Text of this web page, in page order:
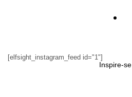
Inspire-se
[elfsight_instagram_feed id="1"]